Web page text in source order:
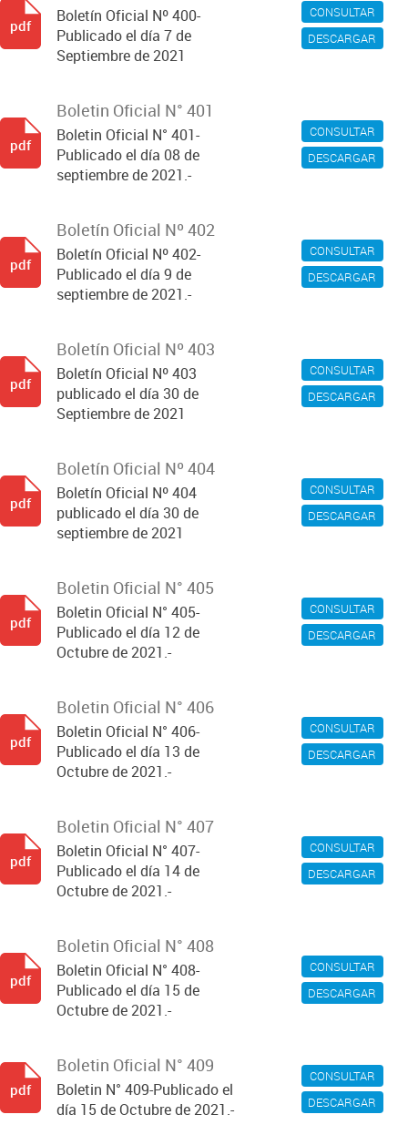
CONSULTAR
DESCARGAR
Boletín Oficial Nº 400-
Publicado el día 7 de
Septiembre de 2021
pdf
CONSULTAR
DESCARGAR
Boletin Oficial N° 401
Boletin Oficial N° 401-
Publicado el día 08 de
septiembre de 2021.-
pdf
CONSULTAR
DESCARGAR
Boletín Oficial Nº 402
Boletín Oficial Nº 402-
Publicado el día 9 de
septiembre de 2021.-
pdf
CONSULTAR
DESCARGAR
Boletín Oficial Nº 403
Boletín Oficial Nº 403
publicado el día 30 de
Septiembre de 2021
pdf
CONSULTAR
DESCARGAR
Boletín Oficial Nº 404
Boletín Oficial Nº 404
publicado el día 30 de
septiembre de 2021
pdf
CONSULTAR
DESCARGAR
Boletin Oficial N° 405
Boletin Oficial N° 405-
Publicado el día 12 de
Octubre de 2021.-
pdf
CONSULTAR
DESCARGAR
Boletin Oficial N° 406
Boletin Oficial N° 406-
Publicado el día 13 de
Octubre de 2021.-
pdf
CONSULTAR
DESCARGAR
Boletin Oficial N° 407
Boletin Oficial N° 407-
Publicado el día 14 de
Octubre de 2021.-
pdf
CONSULTAR
DESCARGAR
Boletin Oficial N° 408
Boletin Oficial N° 408-
Publicado el día 15 de
Octubre de 2021.-
pdf
CONSULTAR
DESCARGAR
Boletin Oficial N° 409
Boletin N° 409-Publicado el
día 15 de Octubre de 2021.-
pdf